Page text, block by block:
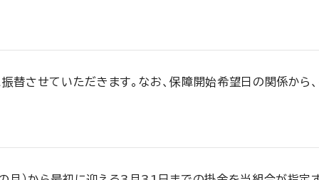
替させていただきます。なお、保障開始希望日の関係から